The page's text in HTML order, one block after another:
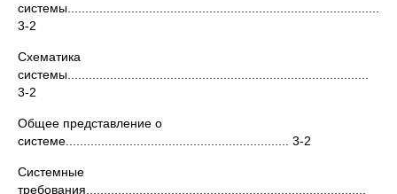
системы........................................................................................
3-2
Схематика
системы.....................................................................................
3-2
Общее представление о
системе............................................................... 3-2
Системные
требования...............................................................................